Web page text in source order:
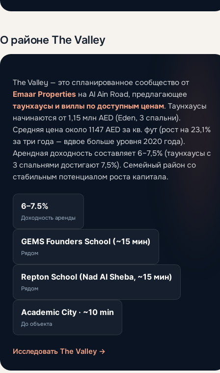
О районе The Valley
The Valley — это спланированное сообщество от
Emaar Properties на Al Ain Road, предлагающее
таунхаусы и виллы по доступным ценам. Таунхаусы
начинаются от 1,15 млн AED (Eden, 3 спальни).
Средняя цена около 1147 AED за кв. фут (рост на 23,1%
за три года — вдвое больше уровня 2020 года).
Арендная доходность составляет 6–7,5% (таунхаусы с
3 спальнями достигают 7,5%). Семейный район со
стабильным потенциалом роста капитала.
6–7.5%
Доходность аренды
GEMS Founders School (~15 мин)
Рядом
Repton School (Nad Al Sheba, ~15 мин)
Рядом
Academic City · ~10 min
До объекта
Исследовать The Valley →